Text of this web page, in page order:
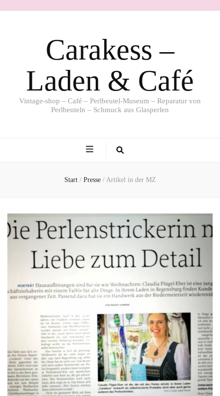
Carakess –
Laden & Café
Vintage-shop – Café – Perlbeutel-Museum – Reparatur von
Perlbeuteln – Schmuck aus Glasperlen
Start / Presse / Artikel in der MZ